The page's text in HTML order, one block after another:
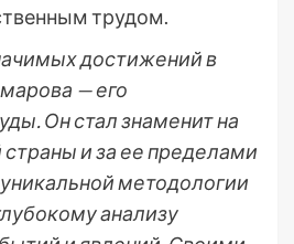
трудом.
достижений в
— его
Он стал знаменит на
и за ее пределами
методологии
анализу